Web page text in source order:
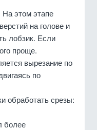
этом этапе
на голове и
лобзик. Если
проще.
вырезание по
по
обработать срезы:
более